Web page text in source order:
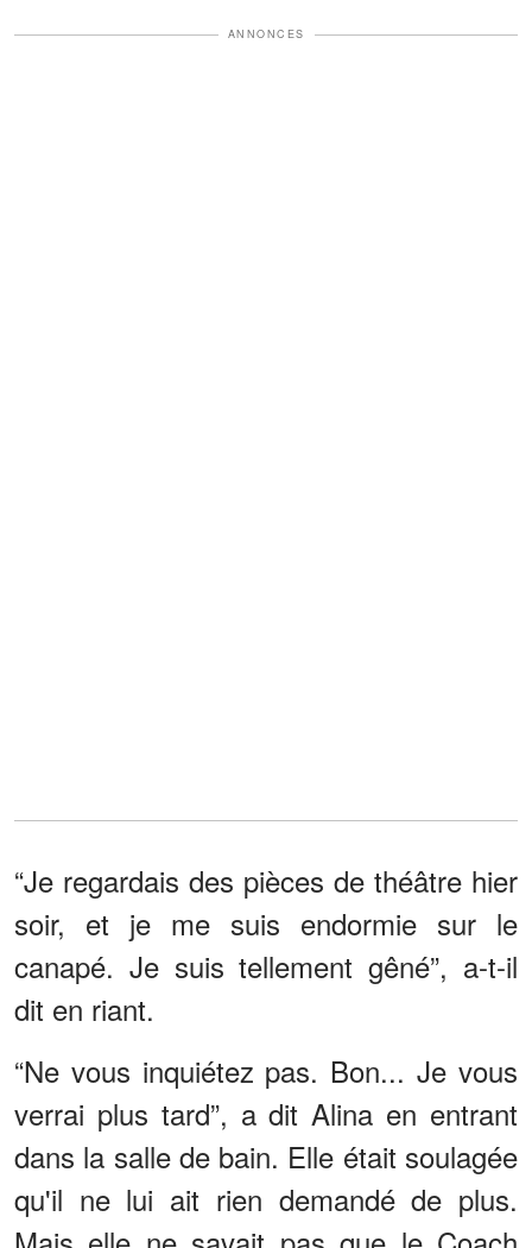
ANNONCES
“Je regardais des pièces de théâtre hier
soir, et je me suis endormie sur le
canapé. Je suis tellement gêné”, a-t-il
dit en riant.
“Ne vous inquiétez pas. Bon... Je vous
verrai plus tard”, a dit Alina en entrant
dans la salle de bain. Elle était soulagée
qu'il ne lui ait rien demandé de plus.